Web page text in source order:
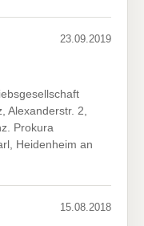
23.09.2019
Alexanderstr. 2,
Prokura
Heidenheim an
15.08.2018